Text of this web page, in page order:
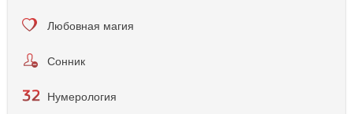
Любовная магия
Сонник
Нумерология